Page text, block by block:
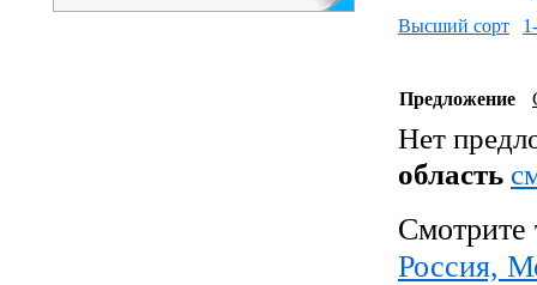
Высший сорт
Предложение
Нет
область
Смотрите
Россия,